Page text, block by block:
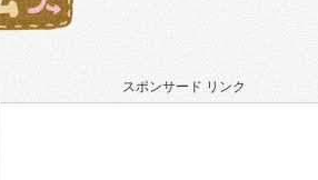
スポンサード リンク